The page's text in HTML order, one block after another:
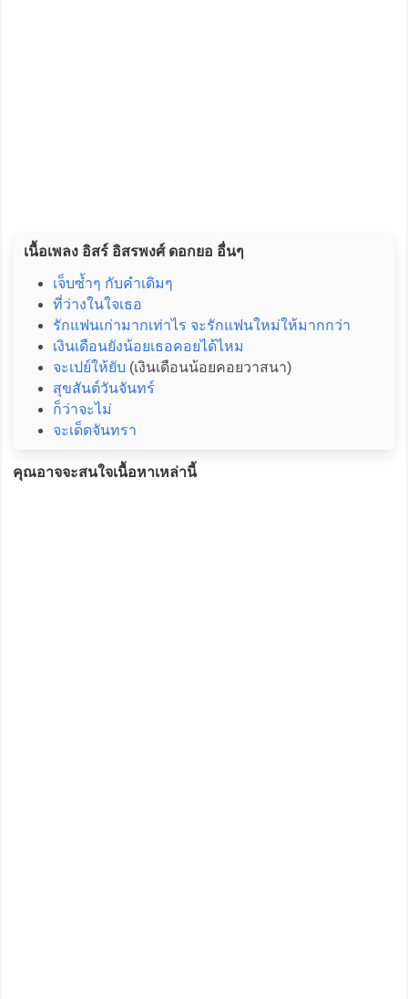
เนื้อเพลง อิสร์ อิสรพงศ์ ดอกยอ อื่นๆ
เจ็บซ้ำๆ กับคำเดิมๆ
ที่ว่างในใจเธอ
รักแฟนเก่ามากเท่าไร จะรักแฟนใหม่ให้มากกว่า
เงินเดือนยังน้อยเธอคอยได้ไหม
จะเปย์ให้ยับ (เงินเดือนน้อยคอยวาสนา)
สุขสันต์วันจันทร์
ก็ว่าจะไม่
จะเด็ดจันทรา
คุณอาจจะสนใจเนื้อหาเหล่านี้